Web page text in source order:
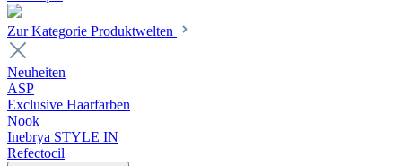
Zur Kategorie Produktwelten
Neuheiten
ASP
Exclusive Haarfarben
Nook
Inebrya STYLE IN
Refectocil